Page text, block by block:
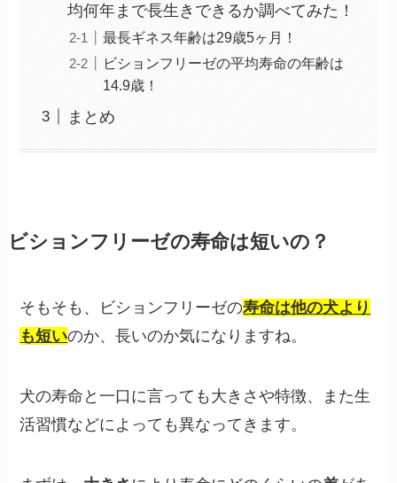
均何年まで長生きできるか調べてみた！
最長ギネス年齢は29歳5ヶ月！
ビションフリーゼの平均寿命の年齢は
14.9歳！
まとめ
ビションフリーゼの寿命は短いの？
そもそも、ビションフリーゼの寿命は他の犬より
も短いのか、長いのか気になりますね。
犬の寿命と一口に言っても大きさや特徴、また生
活習慣などによっても異なってきます。